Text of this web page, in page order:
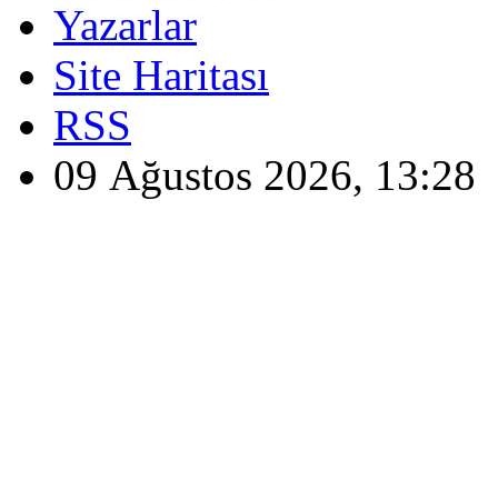
Yazarlar
Site Haritası
RSS
09 Ağustos 2026, 13:28